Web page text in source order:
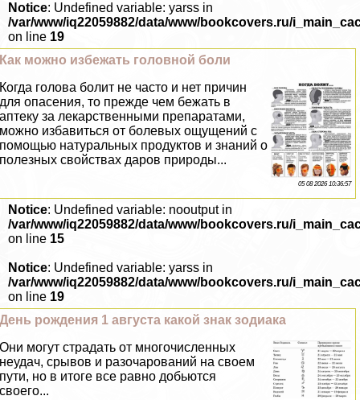
Notice: Undefined variable: yarss in
/var/www/iq22059882/data/www/bookcovers.ru/
on line 19
Как можно избежать головной боли
Когда голова болит не часто и нет причин
для опасения, то прежде чем бежать в
аптеку за лекарственными препаратами,
можно избавиться от болевых ощущений с
помощью натуральных продуктов и знаний о
полезных свойствах даров природы...
05 08 2026 10:36:57
Notice: Undefined variable: nooutput in
/var/www/iq22059882/data/www/bookcovers.ru/
on line 15
Notice: Undefined variable: yarss in
/var/www/iq22059882/data/www/bookcovers.ru/
on line 19
День рождения 1 августа какой знак зодиака
Они могут страдать от многочисленных
неудач, срывов и разочарований на своем
пути, но в итоге все равно добьются
своего...